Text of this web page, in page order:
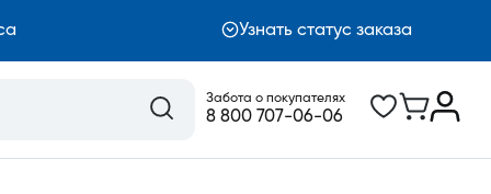
Узнать статус заказа
Забота о покупателях
8 800 707-06-06